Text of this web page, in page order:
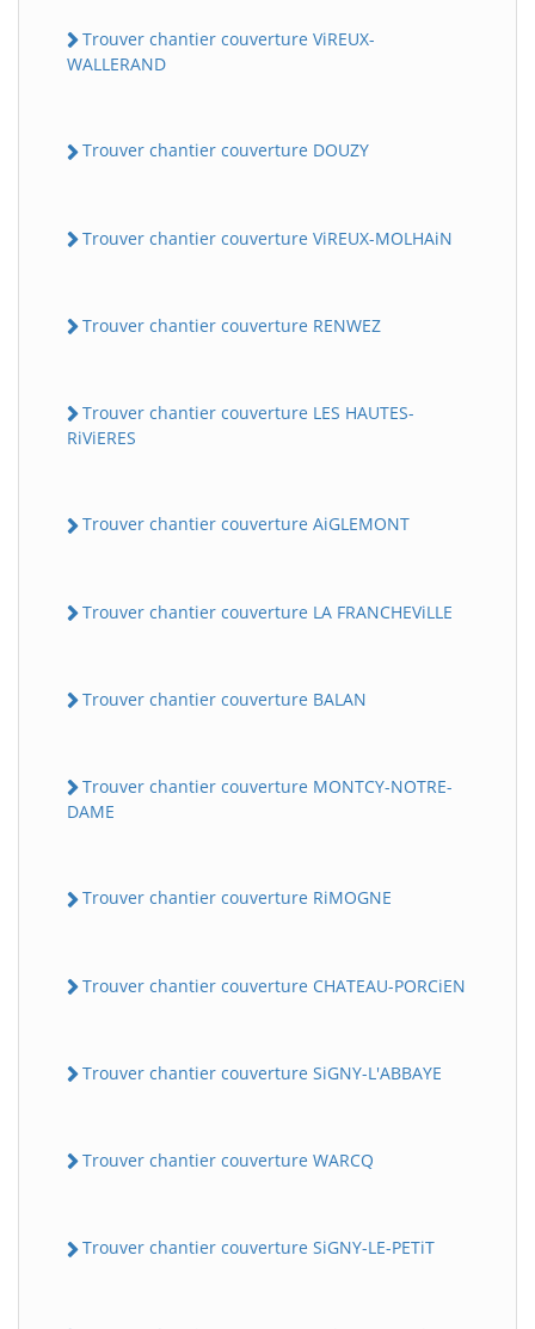
Trouver chantier couverture ViREUX-
WALLERAND
Trouver chantier couverture DOUZY
Trouver chantier couverture ViREUX-MOLHAiN
Trouver chantier couverture RENWEZ
Trouver chantier couverture LES HAUTES-
RiViERES
Trouver chantier couverture AiGLEMONT
Trouver chantier couverture LA FRANCHEViLLE
Trouver chantier couverture BALAN
Trouver chantier couverture MONTCY-NOTRE-
DAME
Trouver chantier couverture RiMOGNE
Trouver chantier couverture CHATEAU-PORCiEN
Trouver chantier couverture SiGNY-L'ABBAYE
Trouver chantier couverture WARCQ
Trouver chantier couverture SiGNY-LE-PETiT